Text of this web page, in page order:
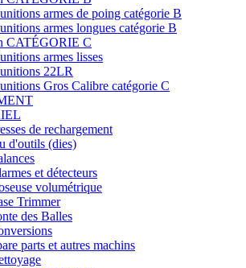
armes de poing catégorie B
armes longues catégorie B
CATÉGORIE C
armes lisses
22LR
Gros Calibre catégorie C
de rechargement
d'outils (dies)
et détecteurs
volumétrique
Trimmer
des Balles
parts et autres machins